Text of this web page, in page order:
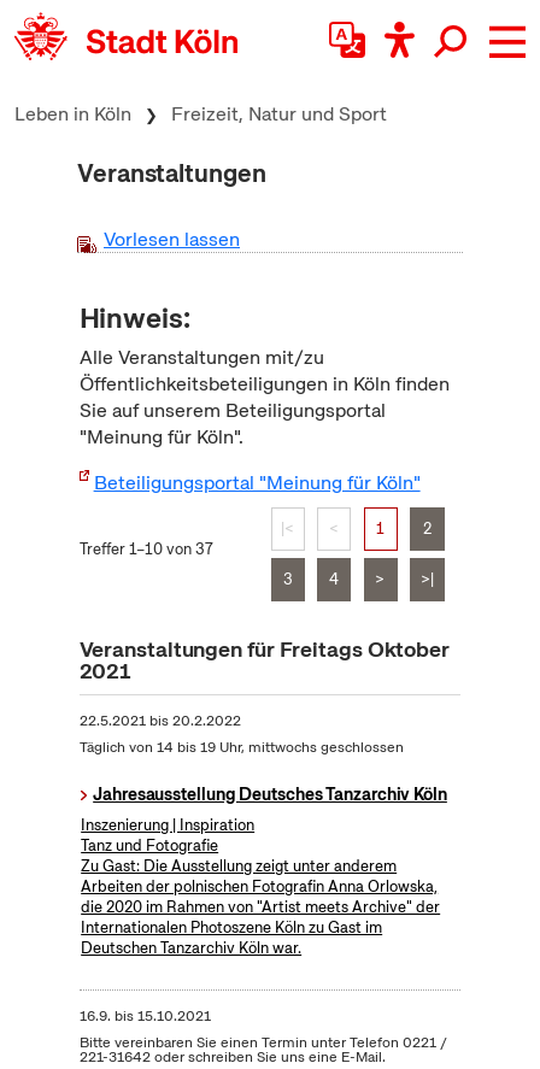
zum Inhalt springen
Leben in Köln Freizeit, Natur und Sport
Veranstaltungen
Vorlesen lassen
Hinweis:
Alle Veranstaltungen mit/zu
Öffentlichkeitsbeteiligungen in Köln finden
Sie auf unserem Beteiligungsportal
"Meinung für Köln".
Beteiligungsportal "Meinung für Köln"
Treffer 1–10 von 37
|< < 1 2
3 4 > >|
Veranstaltungen für Freitags Oktober
2021
22.5.2021bis20.2.2022
Täglich von 14 bis 19 Uhr, mittwochs geschlossen
Jahresausstellung Deutsches Tanzarchiv Köln
Inszenierung | Inspiration
Tanz und Fotografie
Zu Gast: Die Ausstellung zeigt unter anderem
Arbeiten der polnischen Fotografin Anna Orlowska,
die 2020 im Rahmen von "Artist meets Archive" der
Internationalen Photoszene Köln zu Gast im
Deutschen Tanzarchiv Köln war.
16.9. bis15.10.2021
Bitte vereinbaren Sie einen Termin unter Telefon 0221 /
221-31642 oder schreiben Sie uns eine E-Mail.